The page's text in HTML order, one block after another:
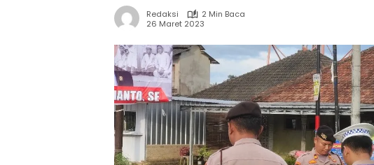
Redaksi
2 Min Baca
26 Maret 2023